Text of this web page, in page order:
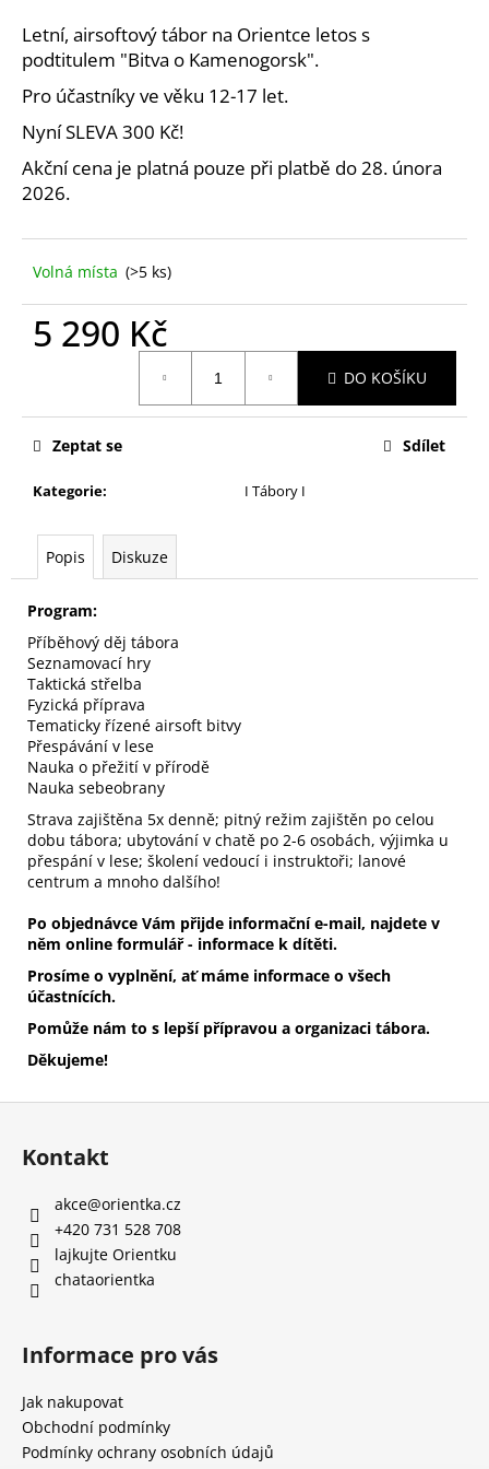
Letní, airsoftový tábor na Orientce letos s
podtitulem "Bitva o Kamenogorsk".
Pro účastníky ve věku 12-17 let.
Nyní SLEVA 300 Kč!
Akční cena je platná pouze při platbě do 28. února
2026.
Volná místa (>5 ks)
5 290 Kč
DO KOŠÍKU
Kategorie: I Tábory I
Zeptat se Sdílet
Popis Diskuze
Program:
Příběhový děj tábora
Seznamovací hry
Taktická střelba
Fyzická příprava
Tematicky řízené airsoft bitvy
Přespávání v lese
Nauka o přežití v přírodě
Nauka sebeobrany
Strava zajištěna 5x denně; pitný režim zajištěn po celou
dobu tábora; ubytování v chatě po 2-6 osobách, výjimka u
přespání v lese; školení vedoucí i instruktoři; lanové
centrum a mnoho dalšího!
Po objednávce Vám přijde informační e-mail, najdete v
něm online formulář - informace k dítěti.
Prosíme o vyplnění, ať máme informace o všech
účastnících.
Pomůže nám to s lepší přípravou a organizaci tábora.
Děkujeme!
a
j
í
t
?
D
o
e
AIRSOFT
CAMP
5
290
Kč
Z
Kontakt
akce@orientka.cz
+420 731 528 708
lajkujte Orientku
chataorientka
Informace pro vás
Jak nakupovat
Obchodní podmínky
Podmínky ochrany osobních údajů